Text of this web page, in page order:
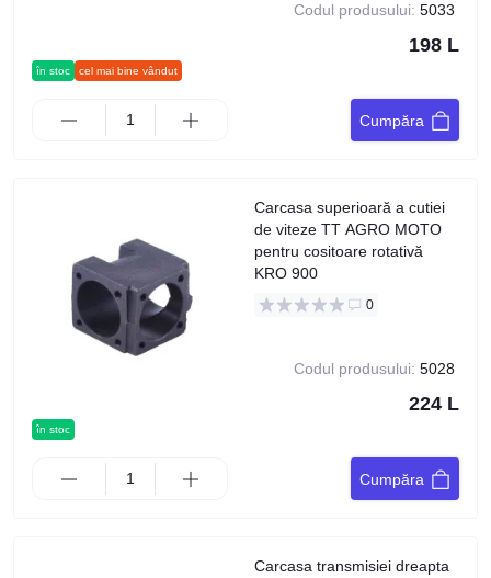
în stoc cel mai bine vândut
Codul produsului: 5033
198 L
Cumpăra
în stoc
Carcasa superioară a cutiei
de viteze TT AGRO MOTO
pentru cositoare rotativă
KRO 900
0
Codul produsului: 5028
224 L
Cumpăra
Carcasa transmisiei dreapta